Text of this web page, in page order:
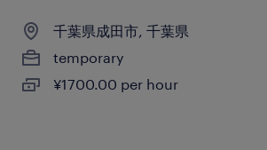
千葉県成田市, 千葉県
temporary
¥1700.00 per hour